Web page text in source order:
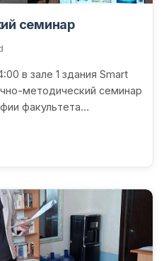
семинар
в зале 1 здания Smart
методический семинар
факультета